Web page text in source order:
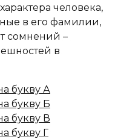
человека,
в его фамилии,
сомнений –
в
букву А
букву Б
букву В
букву Г